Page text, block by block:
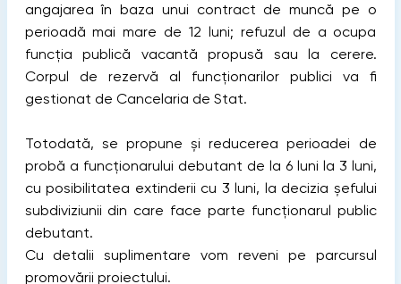
angajarea în baza unui contract de muncă pe o
perioadă mai mare de 12 luni; refuzul de a ocupa
funcția publică vacantă propusă sau la cerere.
Corpul de rezervă al funcționarilor publici va fi
gestionat de Cancelaria de Stat.
Totodată, se propune și reducerea perioadei de
probă a funcționarului debutant de la 6 luni la 3 luni,
cu posibilitatea extinderii cu 3 luni, la decizia șefului
subdiviziunii din care face parte funcționarul public
debutant.
Cu detalii suplimentare vom reveni pe parcursul
promovării proiectului.